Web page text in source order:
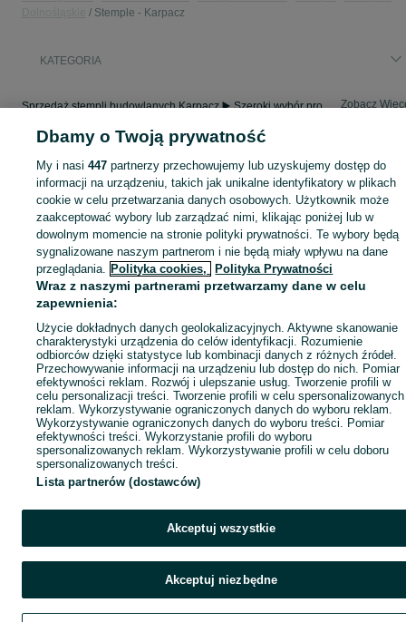
Stemple - Karpacz
KATEGORIA
Sprzedaż stempli budowlanych Karpacz ▶️ Szeroki wybór produktów ✅ Nowe i używane w atrakcyjnych cenach ✌ Sprawdź oferty i kupuj tanio na OLX.pl! Zobacz
Mapa miejscowości
Mapa ministron
Popularne wyszukiwania
Dbamy o Twoją prywatność
My i nasi447 partnerzy przechowujemy lub uzyskujemy dostęp do
informacji na urządzeniu, takich jak unikalne identyfikatory w plikach
cookie w celu przetwarzania danych osobowych. Użytkownik może
zaakceptować wybory lub zarządzać nimi, klikając poniżej lub w
dowolnym momencie na stronie polityki prywatności. Te wybory będą
sygnalizowane naszym partnerom i nie będą miały wpływu na dane
przeglądania. Polityka cookies, Polityka Prywatności
Wraz z naszymi partnerami przetwarzamy dane w celu
zapewnienia:
Użycie dokładnych danych geolokalizacyjnych. Aktywne skanowanie
charakterystyki urządzenia do celów identyfikacji. Rozumienie
odbiorców dzięki statystyce lub kombinacji danych z różnych źródeł.
Przechowywanie informacji na urządzeniu lub dostęp do nich. Pomiar
efektywności reklam. Rozwój i ulepszanie usług. Tworzenie profili w
celu personalizacji treści. Tworzenie profili w celu spersonalizowanych
reklam. Wykorzystywanie ograniczonych danych do wyboru reklam.
Wykorzystywanie ograniczonych danych do wyboru treści. Pomiar
efektywności treści. Wykorzystanie profili do wyboru
spersonalizowanych reklam. Wykorzystywanie profili w celu doboru
spersonalizowanych treści.
Lista partnerów (dostawców)
Akceptuj wszystkie
Akceptuj niezbędne